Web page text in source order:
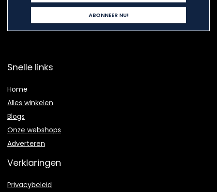
Snelle links
Home
Alles winkelen
Blogs
Onze webshops
Adverteren
Verklaringen
Privacybeleid